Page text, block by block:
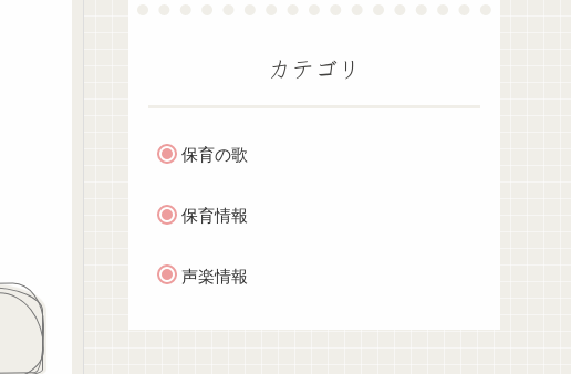
カテゴリ
保育の歌
保育情報
声楽情報